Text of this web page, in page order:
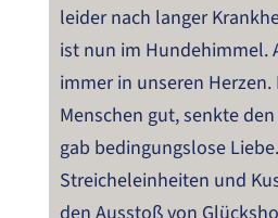
leider nach langer
ist nun im Hundehimmel.
immer in unseren Herzen.
Menschen gut, senkte
gab bedingungslose Liebe.
Streicheleinheiten und